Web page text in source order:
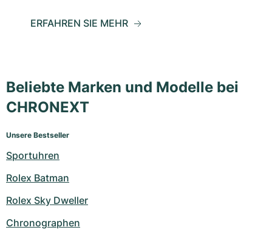
ERFAHREN SIE MEHR
Beliebte Marken und Modelle bei
CHRONEXT
Unsere Bestseller
Sportuhren
Rolex Batman
Rolex Sky Dweller
Chronographen